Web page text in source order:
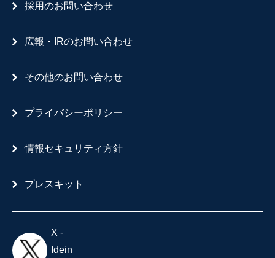
採用のお問い合わせ
広報・IRのお問い合わせ
その他のお問い合わせ
プライバシーポリシー
情報セキュリティ方針
プレスキット
X -
Idein